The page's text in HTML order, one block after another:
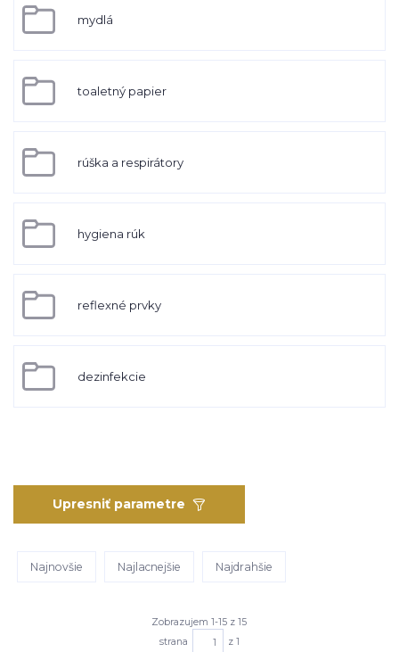
mydlá
toaletný papier
rúška a respirátory
hygiena rúk
reflexné prvky
dezinfekcie
Upresniť parametre
Najnovšie Najlacnejšie Najdrahšie
Zobrazujem 1-15 z 15
strana
z 1